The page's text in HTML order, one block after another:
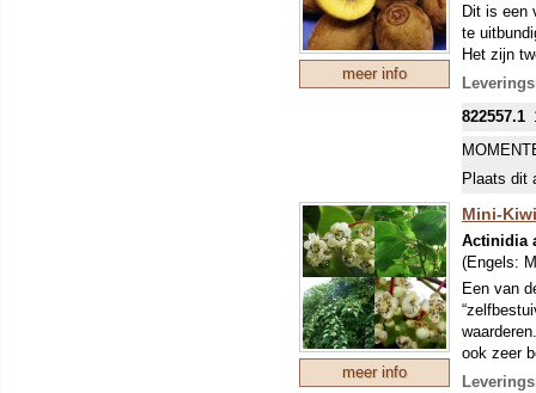
meer info
Dit is een
te
Het zijn
voor de
822557.1
Plaats dit
meer info
Mini-
Actinidia
(Engels:
Een van
ook zeer
een zeer